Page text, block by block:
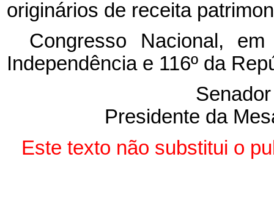
originários de receita
Congresso Nacional,
Independência e 116º da
Presidente da
Este texto não substitui o